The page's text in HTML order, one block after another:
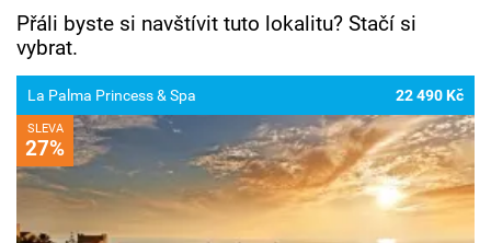
Přáli byste si navštívit tuto lokalitu? Stačí si
vybrat.
La Palma Princess & Spa 22 490 Kč
SLEVA
27%